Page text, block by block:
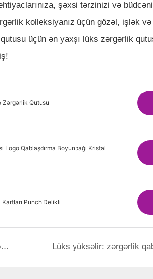
şəxsi tərzinizi və
kolleksiyanız üçün gözəl, işlək
üçün ən yaxşı lüks zərgərlik
Zərgərlik Qutusu
Qablaşdırma Boyunbağı Kristal
Kartları Punch Delikli
Perfect Weather zərgərlik qutusunu kəşf edin: zəriflik və funksionallıq üçün bir bələdçi Lüks yüksəlir: zərgərlik